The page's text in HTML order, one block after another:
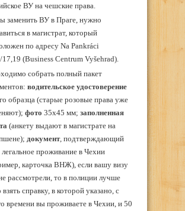
ВУ на чешские права.
заменить ВУ в Праге, нужно
в магистрат, который
по адресу Na Pankráci
17,19 (Business Centrum Vyšehrad).
собрать полный пакет
водительское удостоверение
образца (старые розовые права уже
фото 35х45 мм; заполненная
(анкету выдают в магистрате на
документ, подтверждающий
проживание в Чехии
карточка ВНЖ), если вашу визу
рассмотрели, то в полиции лучше
взять справку, в которой указано, с
времени вы проживаете в Чехии, и 50